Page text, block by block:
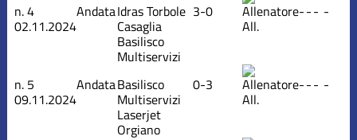
n.4
02.11.2024
AndataIdras Torbole
Casaglia
Basilisco
Multiservizi
3-0
All.
--- -
n. 5
09.11.2024
AndataBasilisco
Multiservizi
Laserjet
Orgiano
0-3
All.
--- -